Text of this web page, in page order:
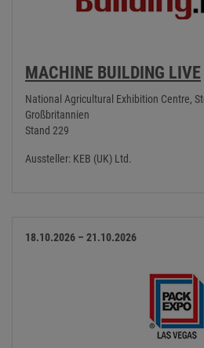
MACHINE BUILDING LIVE
National Agricultural Exhibition Centre,
Großbritannien
Stand 229
Aussteller: KEB (UK) Ltd.
18.10.2026 – 21.10.2026